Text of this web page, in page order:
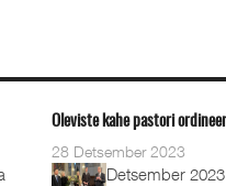
ordineerimine
2023 Kaks aastat tagasi, 1.